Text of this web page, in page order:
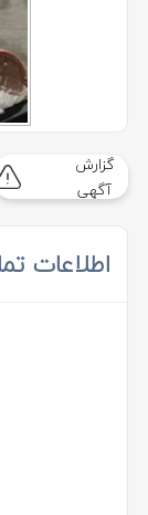
گزارش
آگهی
اطلاعات